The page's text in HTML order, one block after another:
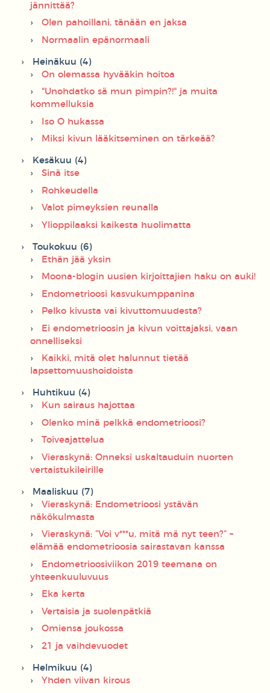
jännittää?
Olen pahoillani, tänään en jaksa
Normaalin epänormaali
Heinäkuu (4)
On olemassa hyvääkin hoitoa
"Unohdatko sä mun pimpin?!" ja muita
kommelluksia
Iso O hukassa
Miksi kivun lääkitseminen on tärkeää?
Kesäkuu (4)
Sinä itse
Rohkeudella
Valot pimeyksien reunalla
Ylioppilaaksi kaikesta huolimatta
Toukokuu (6)
Ethän jää yksin
Moona-blogin uusien kirjoittajien haku on auki!
Endometrioosi kasvukumppanina
Pelko kivusta vai kivuttomuudesta?
Ei endometrioosin ja kivun voittajaksi, vaan
onnelliseksi
Kaikki, mitä olet halunnut tietää
lapsettomuushoidoista
Huhtikuu (4)
Kun sairaus hajottaa
Olenko minä pelkkä endometrioosi?
Toiveajattelua
Vieraskynä: Onneksi uskaltauduin nuorten
vertaistukileirille
Maaliskuu (7)
Vieraskynä: Endometrioosi ystävän
näkökulmasta
Vieraskynä: ”Voi v***u, mitä mä nyt teen?” –
elämää endometrioosia sairastavan kanssa
Endometrioosiviikon 2019 teemana on
yhteenkuuluvuus
Eka kerta
Vertaisia ja suolenpätkiä
Omiensa joukossa
21 ja vaihdevuodet
Helmikuu (4)
Yhden viivan kirous